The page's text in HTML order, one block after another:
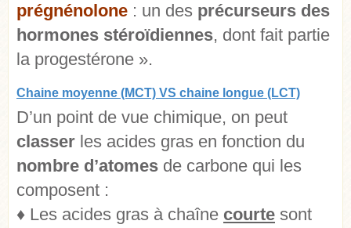
prégnénolone : un des précurseurs des
hormones stéroïdiennes, dont fait partie
la progestérone ».
Chaine moyenne (MCT) VS chaine longue (LCT)
D’un point de vue chimique, on peut
classer les acides gras en fonction du
nombre d’atomes de carbone qui les
composent :
♦ Les acides gras à chaîne courte sont